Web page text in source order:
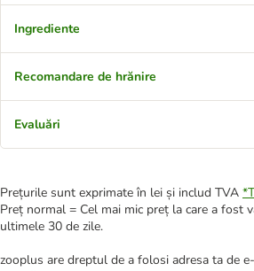
Ingrediente
Recomandare de hrănire
Evaluări
Prețurile sunt exprimate în lei și includ TVA *
Preț normal = Cel mai mic preț la care a fost
ultimele 30 de zile.
zooplus are dreptul de a folosi adresa ta de